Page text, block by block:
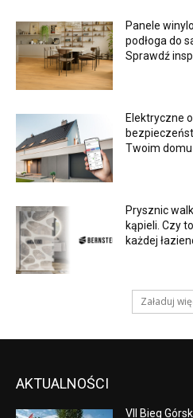
Panele
podłoga do
Sprawdź
Elektryczne
Twoim domu
Prysznic
kąpieli. Czy
każdej
Załaduj
AKTUALNOŚCI
VII Bieg